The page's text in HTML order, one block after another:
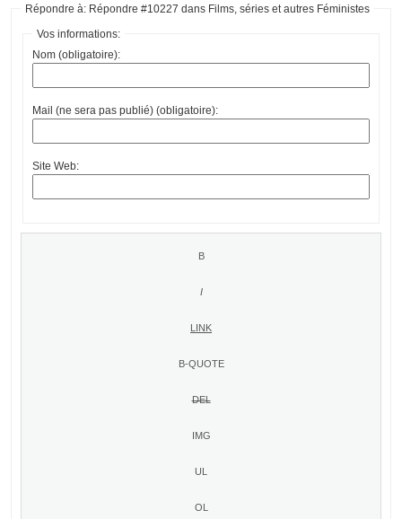
Répondre à: Répondre #10227 dans Films, séries et autres Féministes
Vos informations:
Nom (obligatoire):
Mail (ne sera pas publié) (obligatoire):
Site Web: